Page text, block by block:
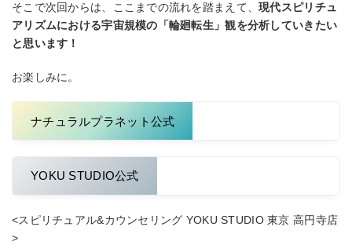
そこで次回からは、ここまでの流れを踏まえて、現代スピリチュ
アリズムにおける宇宙規模の「輪廻転⽣」観を分析していきたい
と思います！
お楽しみに。
ナチュラルプラネット公式
YOKU STUDIO公式
<スピリチュアル&カウンセリング YOKU STUDIO 東京 高円寺店
>